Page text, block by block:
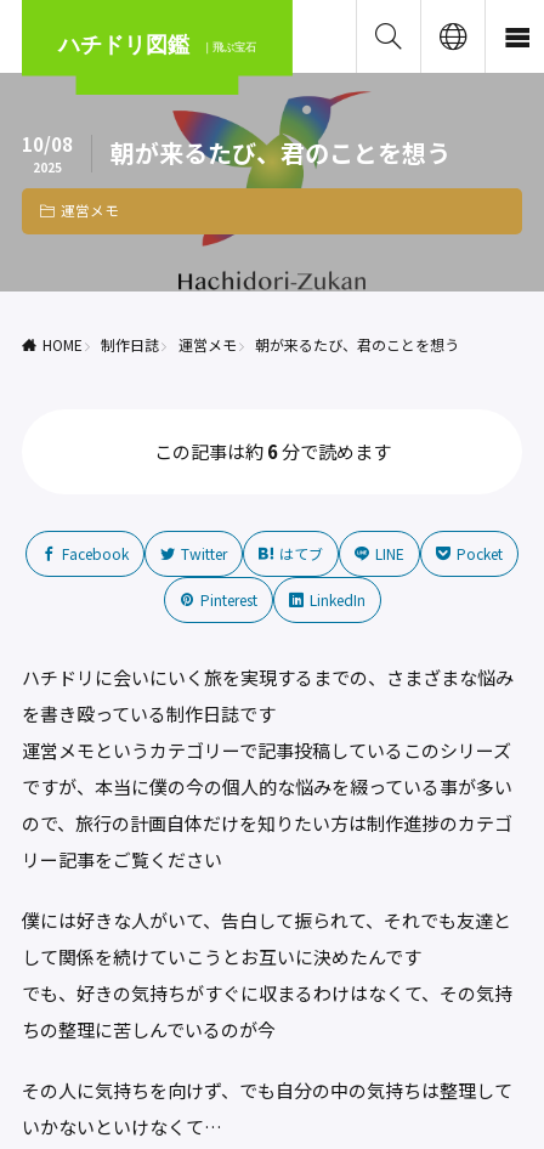
ハチドリ図鑑 ｜飛ぶ宝石
10/08
2025 朝が来るたび、君のことを想う
運営メモ
HOME 制作日誌 運営メモ 朝が来るたび、君のことを想う
この記事は約6分で読めます
Facebook Twitter はてブ LINE Pocket
Pinterest LinkedIn
ハチドリに会いにいく旅を実現するまでの、さまざまな悩み
を書き殴っている制作日誌です
運営メモというカテゴリーで記事投稿しているこのシリーズ
ですが、本当に僕の今の個人的な悩みを綴っている事が多い
ので、旅行の計画自体だけを知りたい方は制作進捗のカテゴ
リー記事をご覧ください
僕には好きな人がいて、告白して振られて、それでも友達と
して関係を続けていこうとお互いに決めたんです
でも、好きの気持ちがすぐに収まるわけはなくて、その気持
ちの整理に苦しんでいるのが今
その人に気持ちを向けず、でも自分の中の気持ちは整理して
いかないといけなくて…